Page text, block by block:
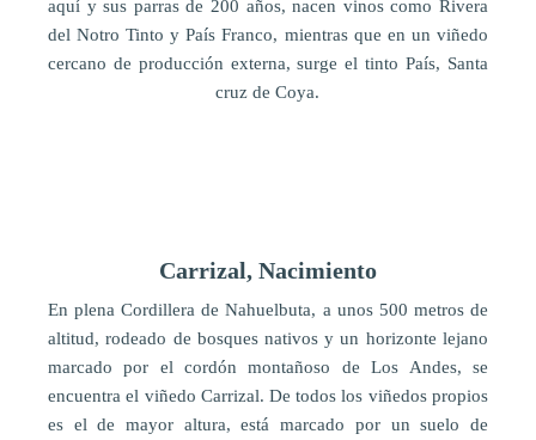
aquí y sus parras de 200 años, nacen vinos como Rivera
del Notro Tinto y País Franco, mientras que en un viñedo
cercano de producción externa, surge el tinto País, Santa
cruz de Coya.
Carrizal, Nacimiento
En plena Cordillera de Nahuelbuta, a unos 500 metros de
altitud, rodeado de bosques nativos y un horizonte lejano
marcado por el cordón montañoso de Los Andes, se
encuentra el viñedo Carrizal. De todos los viñedos propios
es el de mayor altura, está marcado por un suelo de